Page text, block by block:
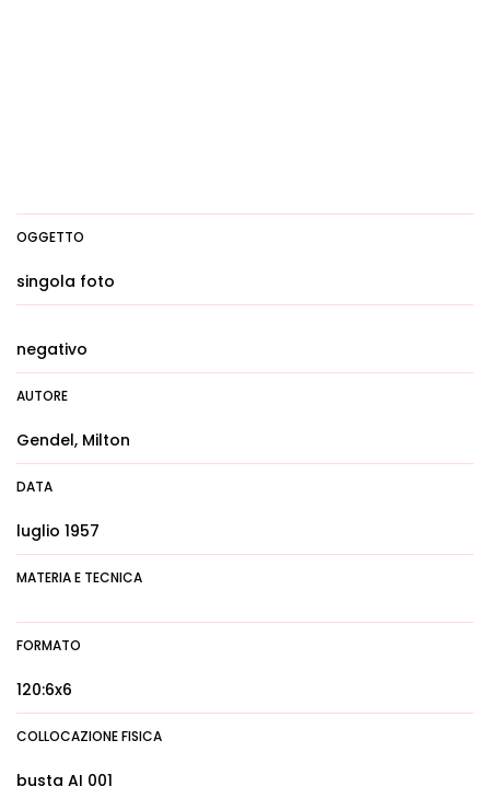
OGGETTO
singola foto
negativo
AUTORE
Gendel, Milton
DATA
luglio 1957
MATERIA E TECNICA
FORMATO
120:6x6
COLLOCAZIONE FISICA
busta AI 001